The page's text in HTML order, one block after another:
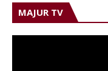
MAJUR TV